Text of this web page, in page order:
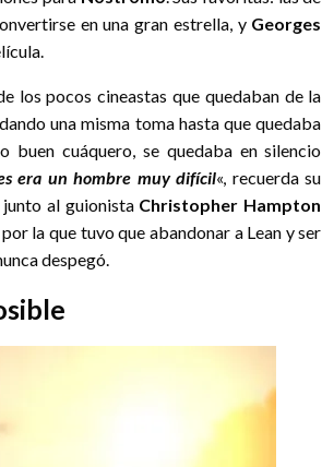
en una gran estrella, y Georges
los pocos cineastas que quedaban de la
una misma toma hasta que quedaba
buen cuáquero, se quedaba en silencio
era un hombre muy difícil«, recuerda su
al guionista Christopher Hampton
la que tuvo que abandonar a Lean y ser
despegó.